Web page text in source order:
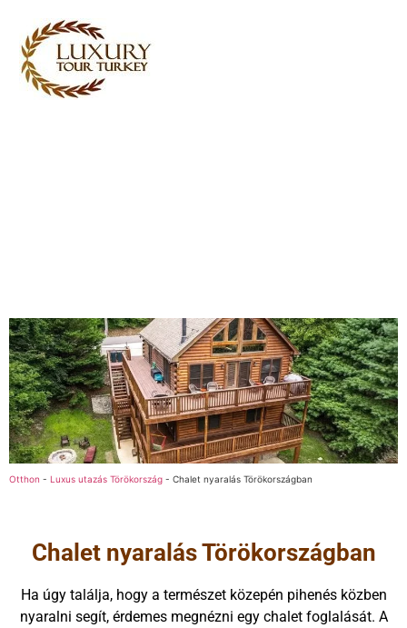
Otthon - Luxus utazás Törökország - Chalet nyaralás Törökországban
Chalet nyaralás Törökországban
Ha úgy találja, hogy a természet közepén pihenés közben
nyaralni segít, érdemes megnézni egy chalet foglalását. A